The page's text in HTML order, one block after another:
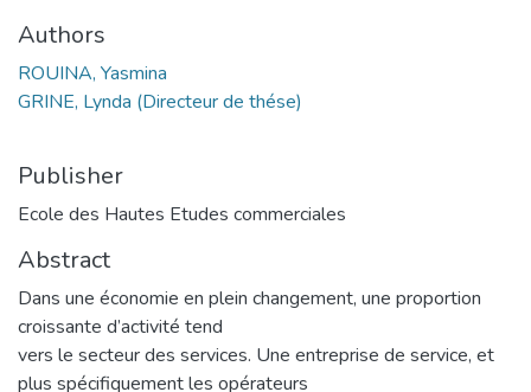
Authors
ROUINA, Yasmina
GRINE, Lynda (Directeur de thése)
Publisher
Ecole des Hautes Etudes commerciales
Abstract
Dans une économie en plein changement, une proportion
croissante d’activité tend
vers le secteur des services. Une entreprise de service, et
plus spécifiquement les opérateurs